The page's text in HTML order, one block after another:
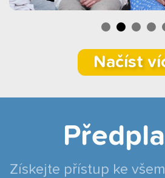
Načíst
Získejte přístup ke